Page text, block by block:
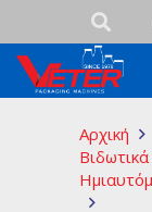
Αρχική